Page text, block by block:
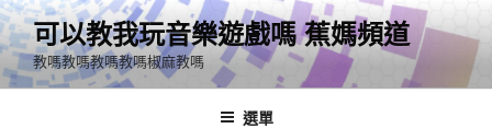
跳
至
主
要
可以教我玩音樂遊戲嗎 蕉媽頻道
教嗎教嗎教嗎教嗎椒麻教嗎
選單